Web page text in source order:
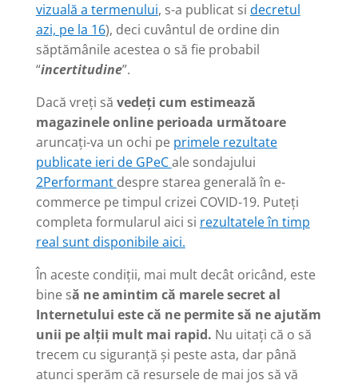
vizuală a termenului, s-a publicat si decretul
azi, pe la 16), deci cuvântul de ordine din
săptămânile acestea o să fie probabil
“incertitudine”.
Dacă vreți să vedeți cum estimează
magazinele online perioada următoare
aruncați-va un ochi pe primele rezultate
publicate ieri de GPeCale sondajului
2Performant despre starea generală în e-
commerce pe timpul crizei COVID-19. Puteți
completa formularul aici si rezultatele în timp
real sunt disponibile aici.
În aceste condiții, mai mult decât oricând, este
bine să ne amintim că marele secret al
Internetului este că ne permite să ne ajutăm
unii pe alții mult mai rapid. Nu uitați că o să
trecem cu siguranță și peste asta, dar până
atunci sperăm că resursele de mai jos să vă